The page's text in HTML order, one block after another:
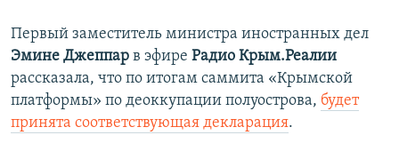
Первый заместитель министра иностранных дел
Эмине Джеппар в эфире Радио Крым.Реалии
рассказала, что по итогам саммита «Крымской
платформы» по деоккупации полуострова, будет
принята соответствующая декларация.